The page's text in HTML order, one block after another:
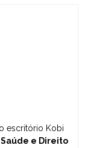
escritório Kobi
e Direito